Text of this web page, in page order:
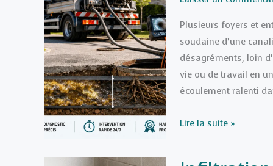
une
plomberie
durable
Plusieurs foyers et
soudaine d’une
désagréments, loin
vie ou de travail en
écoulement ralenti
Canalisation
Lire la suite »